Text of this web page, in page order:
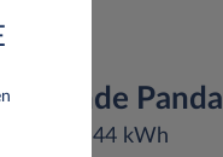
Grande Panda
La Prima 44 kWh